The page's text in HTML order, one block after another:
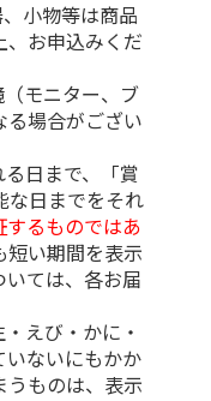
小物等は商品
お申込みくだ
モニター、ブ
場合がござい
日まで、「賞
な日までをそれ
るものではあ
短い期間を表示
ては、各お届
えび・かに・
ないにもかか
ものは、表示